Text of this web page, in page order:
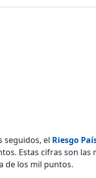
seguidos, el Riesgo
Estas cifras son
de los mil puntos.